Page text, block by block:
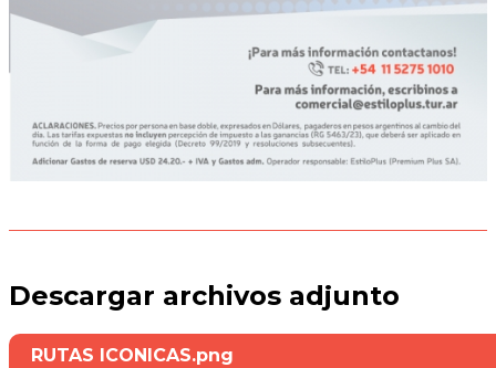
Descargar archivos adjunto
RUTAS ICONICAS.png